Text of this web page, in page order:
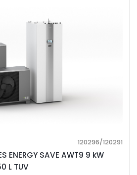
ENERGY SAVE AWT9 9 kW
L TUV
120296/120291